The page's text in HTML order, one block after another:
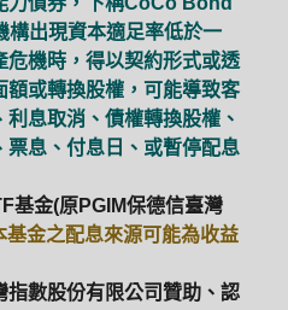
構出現資本適足率低於一
危機時，得以契約形式或透
額或轉換股權，可能導致客
息取消、債權轉換股權、
票息、付息日、或暫停配息
基金(原PGIM保德信臺灣
基金之配息來源可能為收益
指數股份有限公司贊助、認